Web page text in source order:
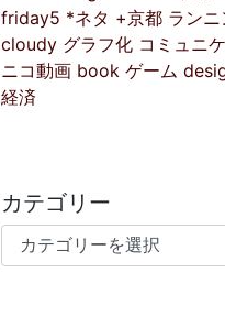
friday5 *ネタ +京都 ラン
cloudy グラフ化 コミュニ
ニコ動画 book ゲーム
経済
カテゴリー
カテゴリー